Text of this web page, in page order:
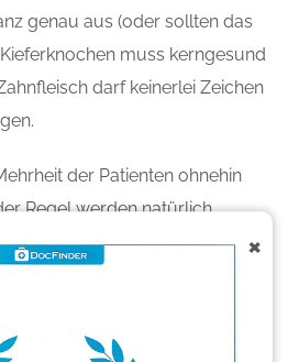
genau aus (oder sollten das
muss kerngesund
darf keinerlei Zeichen
der Patienten ohnehin
Regel werden natürlich
chronische, auf Behandlung
Knochen ist ein Knochen
×